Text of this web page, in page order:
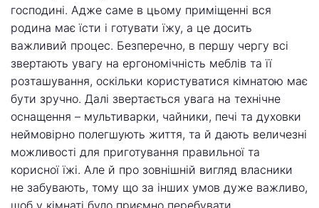
господині. Адже саме в цьому приміщенні вся
родина має їсти і готувати їжу, а це досить
важливий процес. Безперечно, в першу чергу всі
звертають увагу на ергономічність меблів та її
розташування, оскільки користуватися кімнатою має
бути зручно. Далі звертається увага на технічне
оснащення – мультиварки, чайники, печі та духовки
неймовірно полегшують життя, та й дають величезні
можливості для приготування правильної та
корисної їжі. Але й про зовнішній вигляд власники
не забувають, тому що за інших умов дуже важливо,
щоб у кімнаті було приємно перебувати.